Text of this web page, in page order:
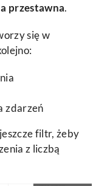
przestawna.
się w
zdarzeń
filtr, żeby
z liczbą